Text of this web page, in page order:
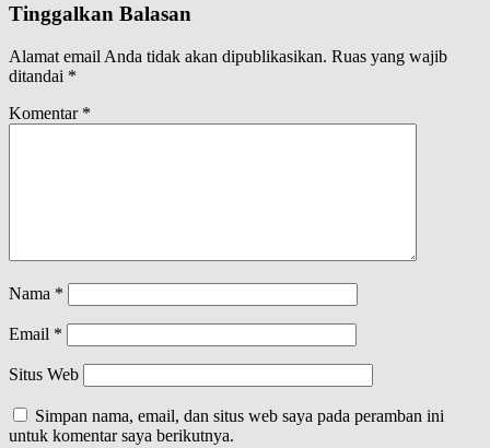
Tinggalkan Balasan
Alamat email Anda tidak akan dipublikasikan. Ruas yang wajib
ditandai *
Komentar *
Nama *
Email *
Situs Web
Simpan nama, email, dan situs web saya pada peramban ini
untuk komentar saya berikutnya.